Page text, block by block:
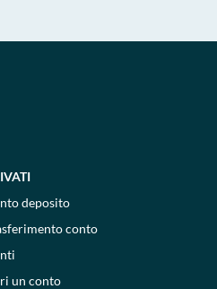
deposito
conto
un conto